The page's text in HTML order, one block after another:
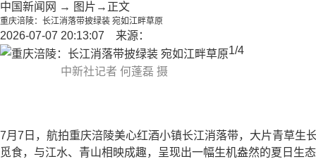
中国新闻网 → 图片 →正文
重庆涪陵：长江消落带披绿装 宛如江畔草原
2026-07-07 20:13:07 来源：
中新社记者 何蓬磊 摄
1/4
7月7日，航拍重庆涪陵美心红酒小镇长江消落带，大片青草生
觅食，与江水、青山相映成趣，呈现出一幅生机盎然的夏日生